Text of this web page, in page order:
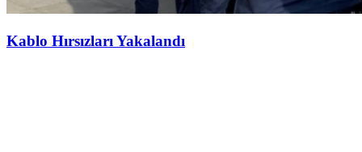
Kablo Hırsızları Yakalandı